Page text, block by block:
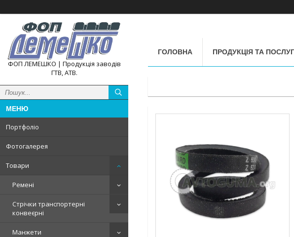
ФОП ЛЕМЕШКО | Продукція заводів
ГТВ, АТВ.
Портфоліо
Фотогалерея
Товари
Ремені
Стрічки транспортерні
конвеєрні
Манжети
ГОЛОВНА ПРОДУКЦІЯ ТА